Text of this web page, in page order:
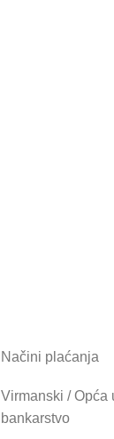
Načini plaćanja
Virmanski / Opća
bankarstvo